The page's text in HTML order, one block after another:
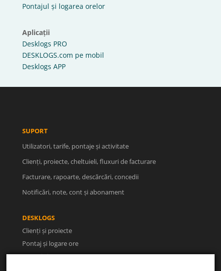
Pontajul și logarea orelor
Aplicații
Desklogs PRO
DESKLOGS.com pe mobil
Desklogs APP
SUPORT
Utilizatori, tarife, pontaje și activitate
Clienți, proiecte, cheltuieli, fluxuri de facturare
Facturare, rapoarte, descărcări, concedii
Notificări, note, cont și abonament
DESKLOGS
Clienți și proiecte
Pontaj și logare ore
Facturi și rapoarte